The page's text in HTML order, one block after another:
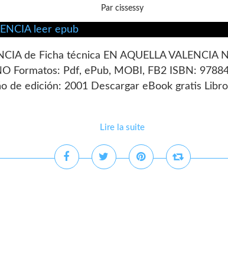
Par cissessy
de Ficha técnica EN AQUELLA VALENCIA
Formatos: Pdf, ePub, MOBI, FB2 ISBN:
de edición: 2001 Descargar eBook gratis
Lire la suite